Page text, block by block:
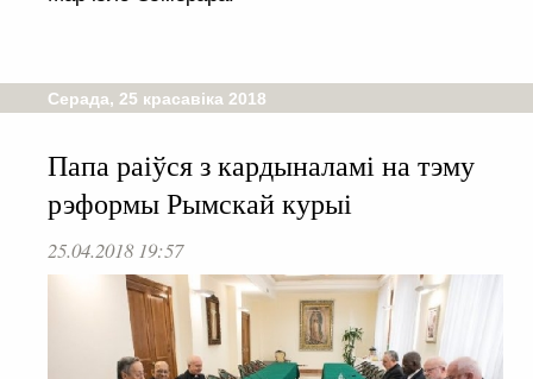
Серада, 25 красавіка 2018
Папа раіўся з кардыналамі на тэму
рэформы Рымскай курыі
25.04.2018 19:57